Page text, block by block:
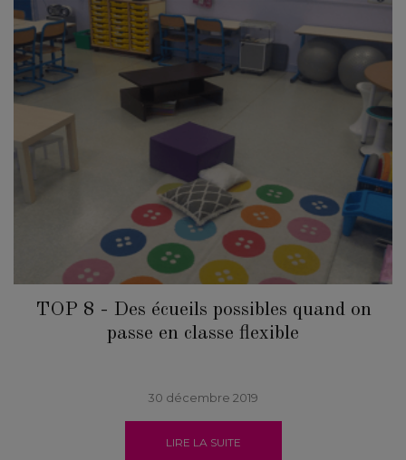
TOP 8 - Des écueils possibles quand on
passe en classe flexible
30 décembre 2019
LIRE LA SUITE